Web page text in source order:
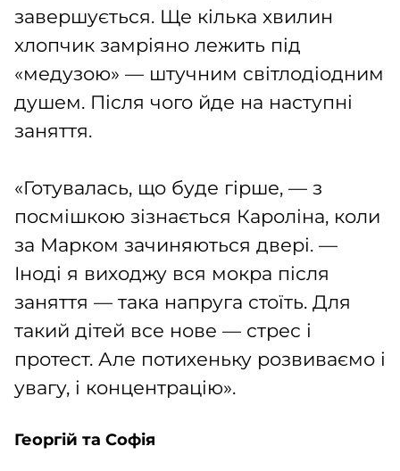
завершується. Ще кілька хвилин
хлопчик замріяно лежить під
«медузою» — штучним світлодіодним
душем. Після чого йде на наступні
заняття.
«Готувалась, що буде гірше, — з
посмішкою зізнається Кароліна, коли
за Марком зачиняються двері. —
Іноді я виходжу вся мокра після
заняття — така напруга стоїть. Для
такий дітей все нове — стрес і
протест. Але потихеньку розвиваємо і
увагу, і концентрацію».
Георгій та Софія